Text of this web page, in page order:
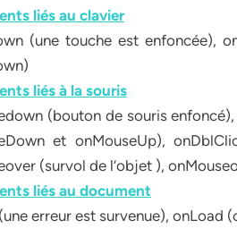
liés au clavier
(une touche est enfoncée),
liés à la souris
(bouton de souris
et onMouseUp),
(survol de l’objet ),
liés au document
erreur est survenue), onLoad